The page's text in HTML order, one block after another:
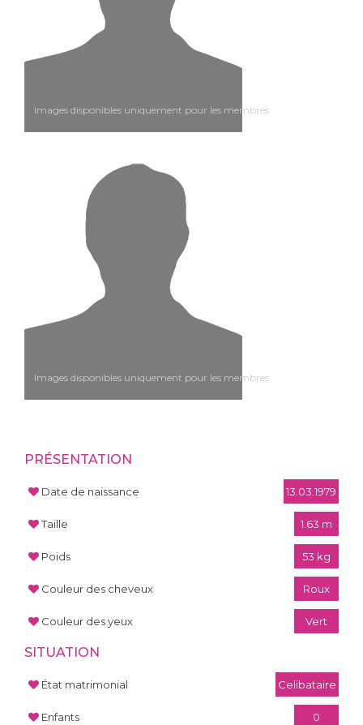
Images disponibles uniquement pour les membres
Images disponibles uniquement pour les membres
PRÉSENTATION
Date de naissance 13.03.1979
Taille 1.63 m
Poids 53 kg
Couleur des cheveux Roux
Couleur des yeux Vert
SITUATION
État matrimonial Celibataire
Enfants 0